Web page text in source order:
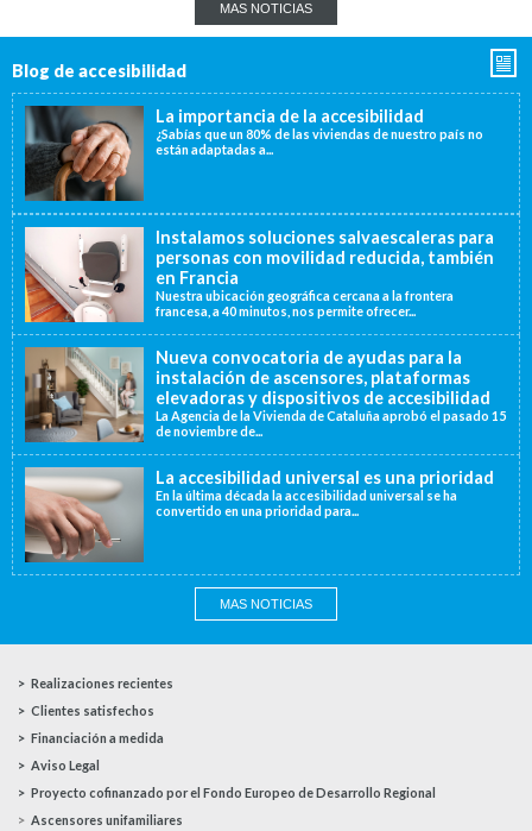
MAS NOTICIAS
Blog de accesibilidad
La importancia de la accesibilidad
¿Sabías que un 80% de las viviendas de nuestro país no
están adaptadas a...
Instalamos soluciones salvaescaleras para
personas con movilidad reducida, también
en Francia
Nuestra ubicación geográfica cercana a la frontera
francesa, a 40 minutos, nos permite ofrecer...
Nueva convocatoria de ayudas para la
instalación de ascensores, plataformas
elevadoras y dispositivos de accesibilidad
La Agencia de la Vivienda de Cataluña aprobó el pasado 15
de noviembre de...
La accesibilidad universal es una prioridad
En la última década la accesibilidad universal se ha
convertido en una prioridad para...
MAS NOTICIAS
Realizaciones recientes
Clientes satisfechos
Financiación a medida
Aviso Legal
Proyecto cofinanzado por el Fondo Europeo de Desarrollo Regional
Ascensores unifamiliares